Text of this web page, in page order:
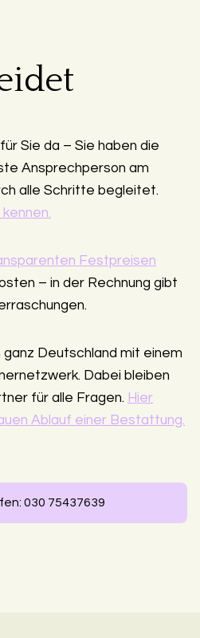
Sie da – Sie haben die
Ansprechperson am
alle Schritte begleitet.
Festpreisen
– in der Rechnung gibt
ganz Deutschland mit einem
Dabei bleiben
für alle Fragen. Hier
Ablauf einer Bestattung.
030 75437639